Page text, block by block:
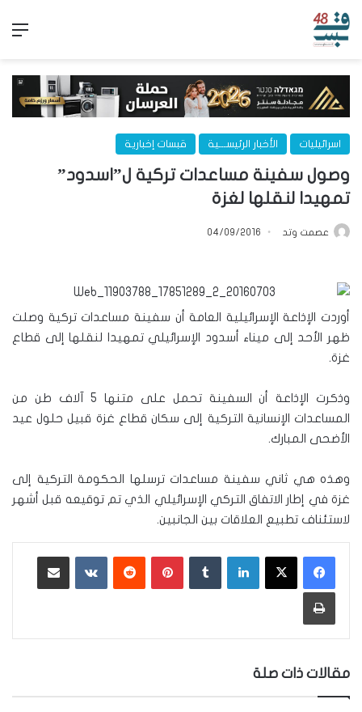
اسرائيليات الأخبار الرئيســـية قبسات إخبارية
وصول سفينة مساعدات تركية ل”اسدود”
تمهيدا لنقلها لغزة
عصمت وتد 04/09/2016
أوردت الإذاعة الإسرائيلية العامة أن سفينة مساعدات تركية وصلت
ظهر الأحد إلى ميناء أسدود الإسرائيلي تمهيدا لنقلها إلى قطاع
غزة.
وذكرت الإذاعة أن السفينة تحمل على متنها 5 آلاف طن من
المساعدات الإنسانية التركية إلى سكان قطاع غزة قبيل حلول عيد
الأضحى المبارك.
وهذه هي ثاني سفينة مساعدات ترسلها الحكومة التركية إلى
غزة في إطار الاتفاق التركي الإسرائيلي الذي تم توقيعه قبل أشهر
لاستئناف تطبيع العلاقات بين الجانبين.
لينكدإن بينتيريست ‏VKontakte
طباعة
مقالات ذات صلة